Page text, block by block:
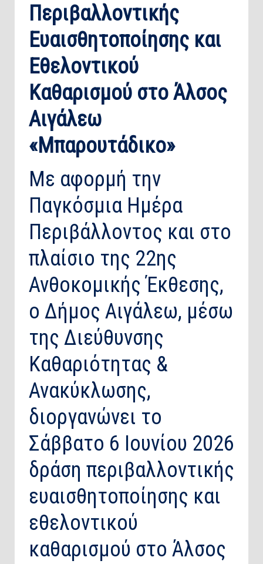
Περιβαλλοντικής
Ευαισθητοποίησης και
Εθελοντικού
Καθαρισμού στο Άλσος
Αιγάλεω
«Μπαρουτάδικο»
Με αφορμή την
Παγκόσμια Ημέρα
Περιβάλλοντος και στο
πλαίσιο της 22ης
Ανθοκομικής Έκθεσης,
ο Δήμος Αιγάλεω, μέσω
της Διεύθυνσης
Καθαριότητας &
Ανακύκλωσης,
διοργανώνει το
Σάββατο 6 Ιουνίου 2026
δράση περιβαλλοντικής
ευαισθητοποίησης και
εθελοντικού
καθαρισμού στο Άλσος